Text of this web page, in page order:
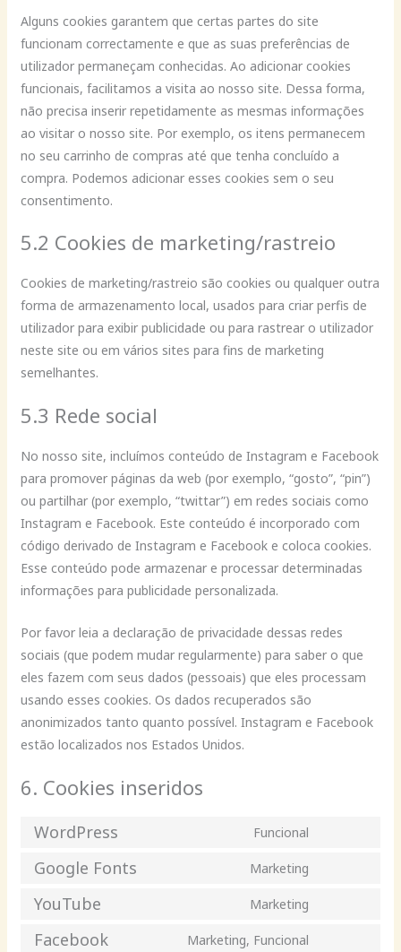
Alguns cookies garantem que certas partes do site
funcionam correctamente e que as suas preferências de
utilizador permaneçam conhecidas. Ao adicionar cookies
funcionais, facilitamos a visita ao nosso site. Dessa forma,
não precisa inserir repetidamente as mesmas informações
ao visitar o nosso site. Por exemplo, os itens permanecem
no seu carrinho de compras até que tenha concluído a
compra. Podemos adicionar esses cookies sem o seu
consentimento.
5.2 Cookies de marketing/rastreio
Cookies de marketing/rastreio são cookies ou qualquer outra
forma de armazenamento local, usados para criar perfis de
utilizador para exibir publicidade ou para rastrear o utilizador
neste site ou em vários sites para fins de marketing
semelhantes.
5.3 Rede social
No nosso site, incluímos conteúdo de Instagram e Facebook
para promover páginas da web (por exemplo, “gosto”, “pin”)
ou partilhar (por exemplo, “twittar”) em redes sociais como
Instagram e Facebook. Este conteúdo é incorporado com
código derivado de Instagram e Facebook e coloca cookies.
Esse conteúdo pode armazenar e processar determinadas
informações para publicidade personalizada.
Por favor leia a declaração de privacidade dessas redes
sociais (que podem mudar regularmente) para saber o que
eles fazem com seus dados (pessoais) que eles processam
usando esses cookies. Os dados recuperados são
anonimizados tanto quanto possível. Instagram e Facebook
estão localizados nos Estados Unidos.
6. Cookies inseridos
WordPress Funcional
Google Fonts Marketing
YouTube Marketing
Facebook Marketing, Funcional